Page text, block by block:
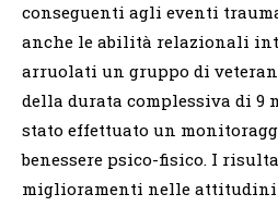
conseguenti agli eventi
anche le abilità relazionali
arruolati un gruppo di
della durata complessiva di 9
stato effettuato un
benessere psico-fisico. I
miglioramenti nelle attitudini